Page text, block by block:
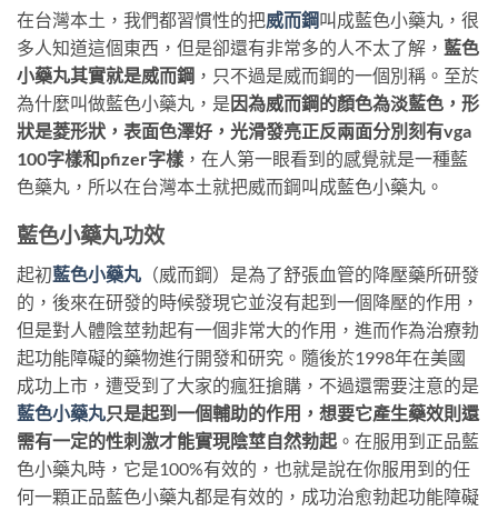
在台灣本土，我們都習慣性的把威而鋼叫成藍色小藥丸，很
多人知道這個東西，但是卻還有非常多的人不太了解， 藍色
小藥丸其實就是威而鋼 ，只不過是威而鋼的一個別稱。至於
為什麼叫做藍色小藥丸，是因為威而鋼的顏色為淡藍色，形
狀是菱形狀，表面色澤好，光滑發亮正反兩面分別刻有vga
100字樣和pfizer字樣 ，在人第一眼看到的感覺就是一種藍
色藥丸，所以在台灣本土就把威而鋼叫成藍色小藥丸。
藍色小藥丸功效
起初藍色小藥丸 （威而鋼）是為了舒張血管的降壓藥所研發
的，後來在研發的時候發現它並沒有起到一個降壓的作用，
但是對人體陰莖勃起有一個非常大的作用，進而作為治療勃
起功能障礙的藥物進行開發和研究。隨後於1998年在美國
成功上市，遭受到了大家的瘋狂搶購，不過還需要注意的是
藍色小藥丸只是起到一個輔助的作用，想要它產生藥效則還
需有一定的性刺激才能實現陰莖自然勃起 。在服用到正品藍
色小藥丸時，它是100%有效的，也就是說在你服用到的任
何一顆正品藍色小藥丸都是有效的，成功治愈勃起功能障礙